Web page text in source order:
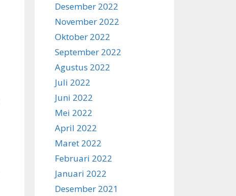
Desember 2022
November 2022
Oktober 2022
September 2022
Agustus 2022
Juli 2022
Juni 2022
Mei 2022
April 2022
Maret 2022
Februari 2022
Januari 2022
Desember 2021